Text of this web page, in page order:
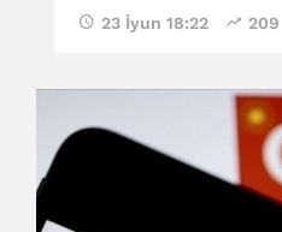
23 İyun 18:22 209